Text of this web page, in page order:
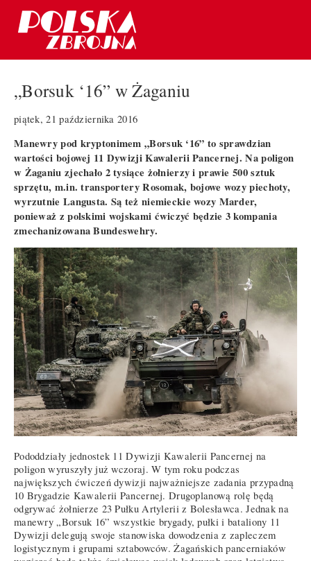
„Borsuk ‘16” w Żaganiu
piątek, 21 października 2016
Manewry pod kryptonimem „Borsuk ‘16” to sprawdzian
wartości bojowej 11 Dywizji Kawalerii Pancernej. Na poligon
w Żaganiu zjechało 2 tysiące żołnierzy i prawie 500 sztuk
sprzętu, m.in. transportery Rosomak, bojowe wozy piechoty,
wyrzutnie Langusta. Są też niemieckie wozy Marder,
ponieważ z polskimi wojskami ćwiczyć będzie 3 kompania
zmechanizowana Bundeswehry.
Pododdziały jednostek 11 Dywizji Kawalerii Pancernej na
poligon wyruszyły już wczoraj. W tym roku podczas
największych ćwiczeń dywizji najważniejsze zadania przypadną
10 Brygadzie Kawalerii Pancernej. Drugoplanową rolę będą
odgrywać żołnierze 23 Pułku Artylerii z Bolesławca. Jednak na
manewry „Borsuk 16” wszystkie brygady, pułki i bataliony 11
Dywizji delegują swoje stanowiska dowodzenia z zapleczem
logistycznym i grupami sztabowców. Żagańskich pancerniaków